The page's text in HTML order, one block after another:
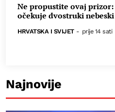
Ne propustite ovaj
očekuje dvostruki
HRVATSKA I SVIJET - prije 14 sati
Najnovije